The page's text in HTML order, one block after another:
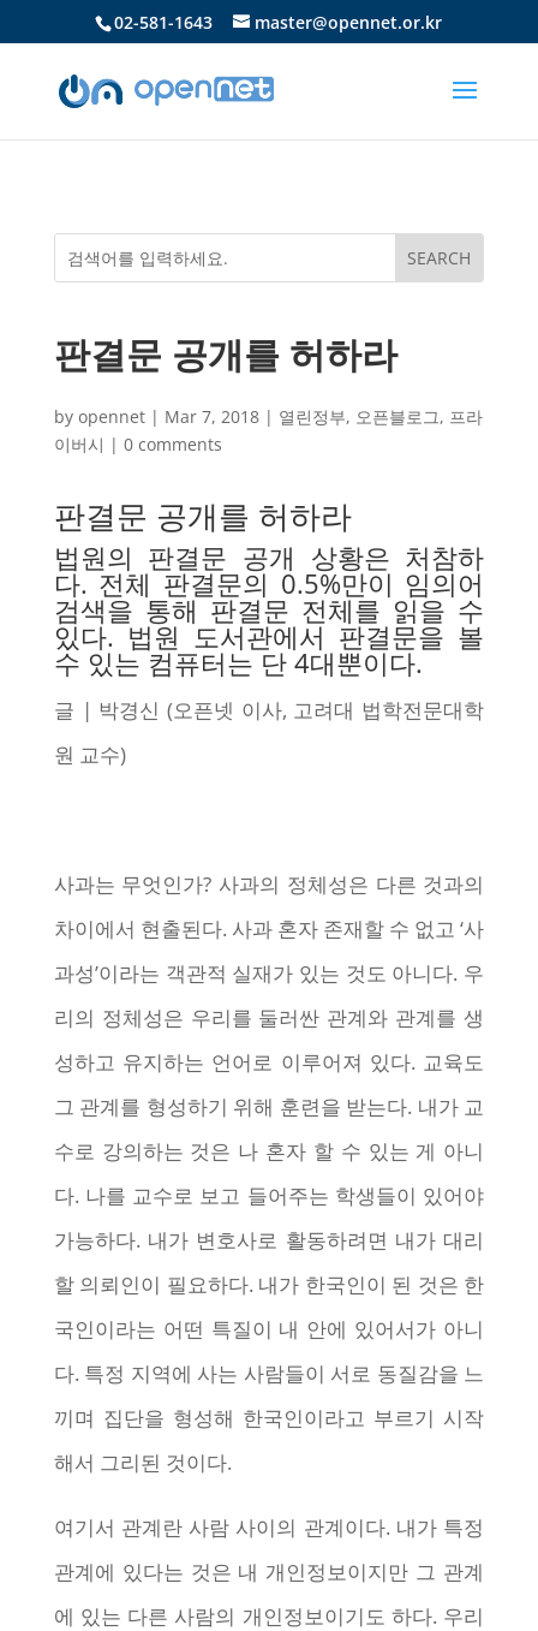
02-581-1643 master@opennet.or.kr
판결문 공개를 허하라
by opennet| Mar 7, 2018| 열린정부, 오픈블로그, 프라
이버시 | 0 comments
판결문 공개를 허하라
법원의 판결문 공개 상황은 처참하
다. 전체 판결문의 0.5%만이 임의어
검색을 통해 판결문 전체를 읽을 수
있다. 법원 도서관에서 판결문을 볼
수 있는 컴퓨터는 단 4대뿐이다.
글 | 박경신 (오픈넷 이사, 고려대 법학전문대학
원 교수)
사과는 무엇인가? 사과의 정체성은 다른 것과의
차이에서 현출된다. 사과 혼자 존재할 수 없고 ‘사
과성’이라는 객관적 실재가 있는 것도 아니다. 우
리의 정체성은 우리를 둘러싼 관계와 관계를 생
성하고 유지하는 언어로 이루어져 있다. 교육도
그 관계를 형성하기 위해 훈련을 받는다. 내가 교
수로 강의하는 것은 나 혼자 할 수 있는 게 아니
다. 나를 교수로 보고 들어주는 학생들이 있어야
가능하다. 내가 변호사로 활동하려면 내가 대리
할 의뢰인이 필요하다. 내가 한국인이 된 것은 한
국인이라는 어떤 특질이 내 안에 있어서가 아니
다. 특정 지역에 사는 사람들이 서로 동질감을 느
끼며 집단을 형성해 한국인이라고 부르기 시작
해서 그리된 것이다.
여기서 관계란 사람 사이의 관계이다. 내가 특정
관계에 있다는 것은 내 개인정보이지만 그 관계
에 있는 다른 사람의 개인정보이기도 하다. 우리